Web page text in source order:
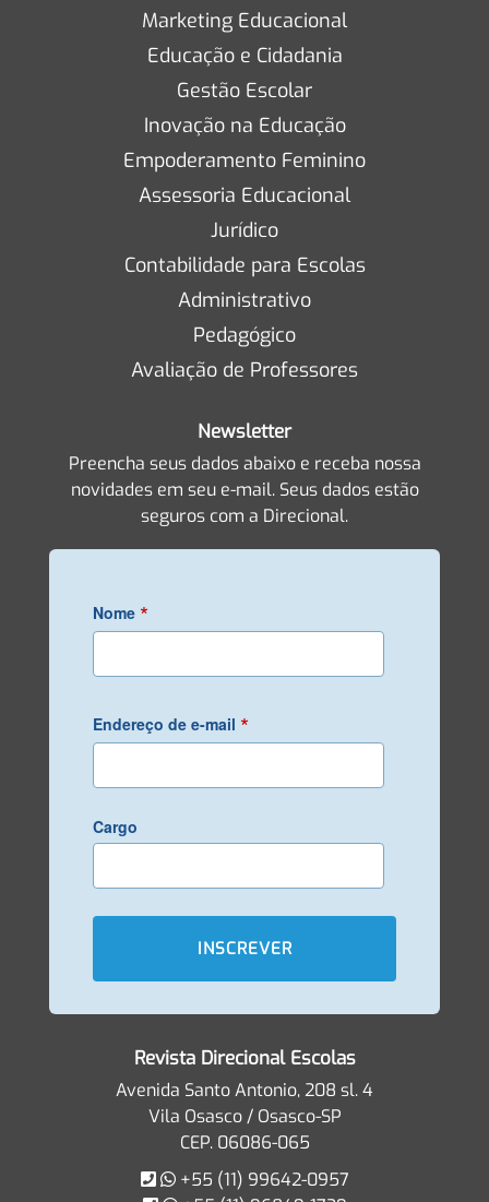
Marketing Educacional
Educação e Cidadania
Gestão Escolar
Inovação na Educação
Empoderamento Feminino
Assessoria Educacional
Jurídico
Contabilidade para Escolas
Administrativo
Pedagógico
Avaliação de Professores
Newsletter
Preencha seus dados abaixo e receba nossa
novidades em seu e-mail. Seus dados estão
seguros com a Direcional.
Nome *
Endereço de e-mail *
Cargo
Revista Direcional Escolas
Avenida Santo Antonio, 208 sl. 4
Vila Osasco / Osasco-SP
CEP. 06086-065
+55 (11) 99642-0957